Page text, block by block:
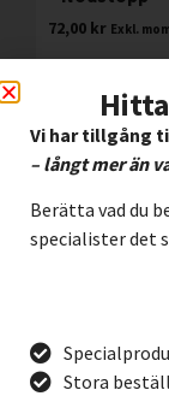
72,00 kr Exkl.
Vi har tillgång
– långt mer än
Berätta vad du
specialister det
Stora